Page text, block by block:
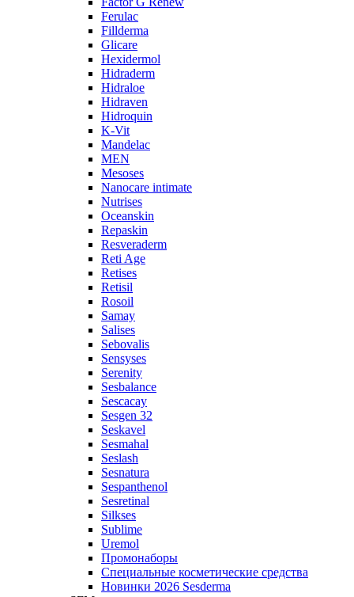
Ferulac
Fillderma
Glicare
Hexidermol
Hidraderm
Hidraloe
Hidraven
Hidroquin
K-Vit
Mandelac
MEN
Mesoses
Nanocare intimate
Nutrises
Oceanskin
Repaskin
Resveraderm
Reti Age
Retises
Retisil
Rosoil
Samay
Salises
Sebovalis
Sensyses
Serenity
Sesbalance
Sescacay
Sesgen 32
Seskavel
Sesmahal
Seslash
Sesnatura
Sespanthenol
Sesretinal
Silkses
Sublime
Uremol
Промонаборы
Специальные косметические средства
Новинки 2026 Sesderma